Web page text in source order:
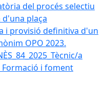
del procés selectiu
plaça
i provisió definitiva d'un
OPO 2023.
a
Formació i foment